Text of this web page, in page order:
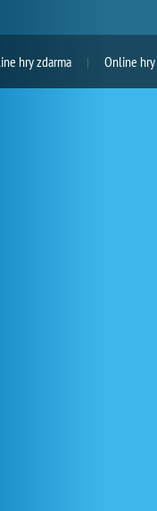
hry zdarma Online hry